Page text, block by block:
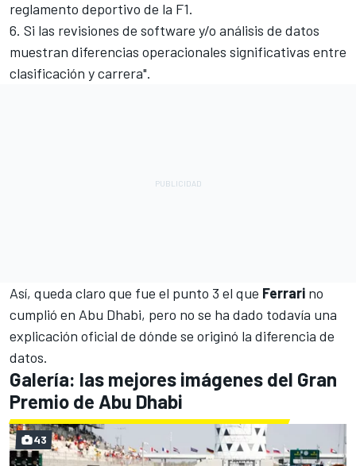
reglamento deportivo de la F1.
6. Si las revisiones de software y/o análisis de datos
muestran diferencias operacionales significativas entre
clasificación y carrera".
Así, queda claro que fue el punto 3 el que Ferrari no
cumplió en Abu Dhabi, pero no se ha dado todavía una
explicación oficial de dónde se originó la diferencia de
datos.
Galería: las mejores imágenes del Gran
Premio de Abu Dhabi
43